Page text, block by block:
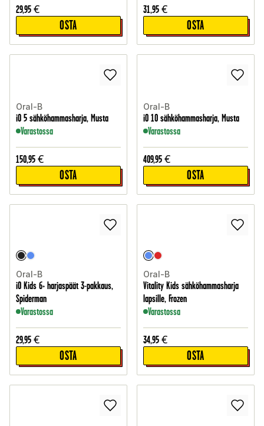
29,95 €
OSTA
31,95 €
OSTA
Oral-B
iO 5 sähköhammasharja, Musta
Varastossa
150,95 €
OSTA
Oral-B
iO 10 sähköhammasharja, Musta
Varastossa
409,95 €
OSTA
Oral-B
iO Kids 6+ harjaspäät 3-pakkaus,
Spiderman
Varastossa
29,95 €
OSTA
Oral-B
Vitality Kids sähköhammasharja
lapsille, Frozen
Varastossa
34,95 €
OSTA